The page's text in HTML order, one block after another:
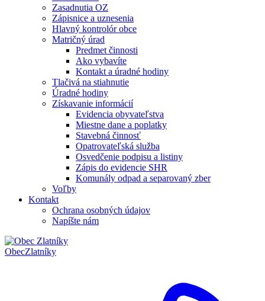
Zasadnutia OZ
Zápisnice a uznesenia
Hlavný kontrolór obce
Matričný úrad
Predmet činnosti
Ako vybavíte
Kontakt a úradné hodiny
Tlačivá na stiahnutie
Úradné hodiny
Získavanie informácií
Evidencia obyvateľstva
Miestne dane a poplatky
Stavebná činnosť
Opatrovateľská služba
Osvedčenie podpisu a listiny
Zápis do evidencie SHR
Komunály odpad a separovaný zber
Voľby
Kontakt
Ochrana osobných údajov
Napíšte nám
ObecZlatníky